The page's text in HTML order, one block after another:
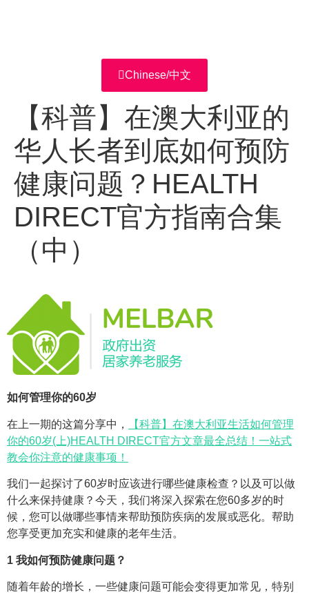
Chinese/中文
【科普】在澳大利亚的
华人长者到底如何预防
健康问题？HEALTH
DIRECT官方指南合集
（中）
如何管理你的60岁
在上一期的这篇分享中，
【科普】在澳大利亚生活如何管理
你的60岁(上)HEALTH DIRECT官方文章最全总结！一站式
教会你注意的健康事项！
我们一起探讨了60岁时应该进行哪些健康检查？以及可以做
什么来保持健康？今天，我们将深入探索在您60多岁的时
候，您可以做哪些事情来帮助预防疾病的发展或恶化。帮助
您享受更加充实和健康的老年生活。
1 我如何预防健康问题？
随着年龄的增长，一些健康问题可能会变得更加常见，特别